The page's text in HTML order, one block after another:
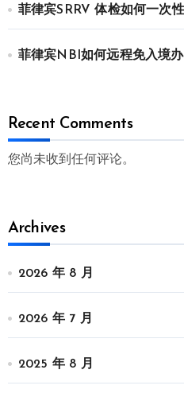
菲律宾SRRV 体检如何一次
菲律宾NBI如何远程免入境办
Recent Comments
您尚未收到任何评论。
Archives
2026 年 8 月
2026 年 7 月
2025 年 8 月